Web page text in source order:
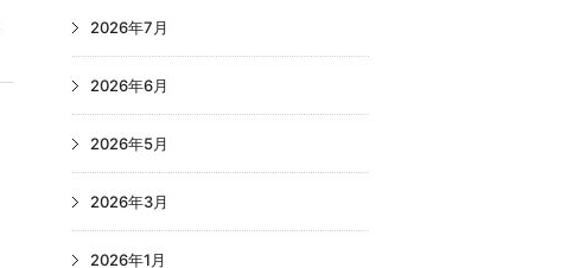
2026年7月
2026年6月
2026年5月
2026年3月
2026年1月